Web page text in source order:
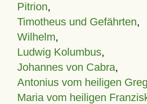
Pitrion,
Timotheus und Gefährten,
Wilhelm,
Ludwig Kolumbus,
Johannes von Cabra,
Antonius vom heiligen
Maria vom heiligen